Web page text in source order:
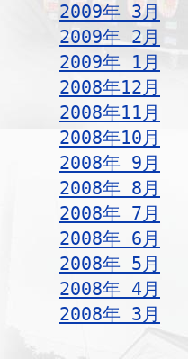
2009年 3月
2009年 2月
2009年 1月
2008年12月
2008年11月
2008年10月
2008年 9月
2008年 8月
2008年 7月
2008年 6月
2008年 5月
2008年 4月
2008年 3月